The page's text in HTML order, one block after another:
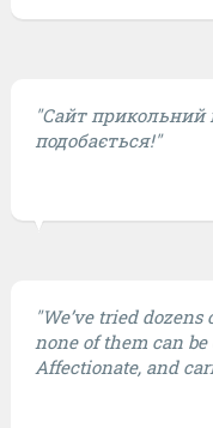
"Сайт прикольний
подобається!"
"We’ve tried
none of them can be
Affectionate, and